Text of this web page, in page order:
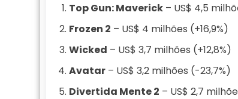
Top Gun: Maverick – US$ 4,5
Frozen 2 – US$ 4 milhões (+16,9%)
Wicked – US$ 3,7 milhões (+12,8%)
Avatar – US$ 3,2 milhões (-23,7%)
Divertida Mente 2 – US$ 2,7